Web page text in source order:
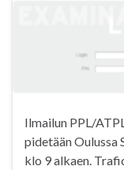
Ilmailun PPL/
pidetään Oulussa
klo 9 alkaen.